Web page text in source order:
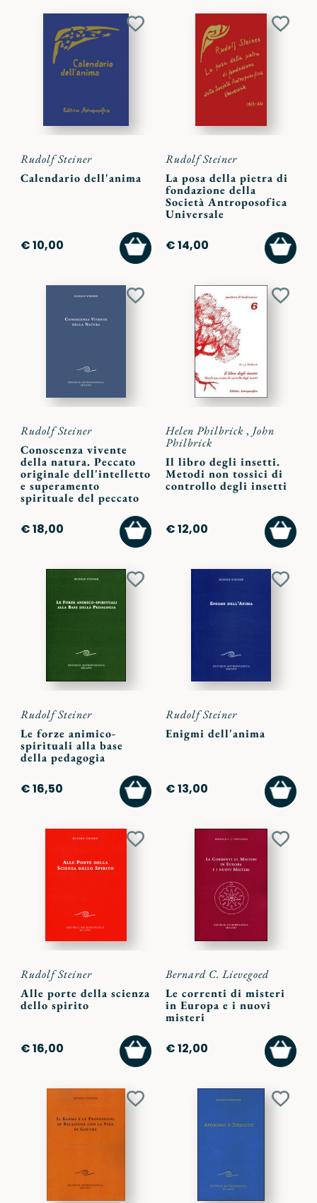
Aggiungi
Rudolf Steiner
Calendario dell'anima
€ 10,00
AGGIUNGI
AL
CARRELLO
Rudolf Steiner
La posa della pietra di
fondazione della
Società Antroposofica
Universale
€ 14,00
AL
Aggiungi
Rudolf Steiner
Conoscenza vivente
della natura. Peccato
originale dell'intelletto
e superamento
spirituale del peccato
€ 18,00
AGGIUNGI
AL
CARRELLO
Helen Philbrick , John
Philbrick
Il libro degli insetti.
Metodi non tossici di
controllo degli insetti
€ 12,00
AL
Aggiungi
Rudolf Steiner
Le forze animico-
spirituali alla base
della pedagogia
€ 16,50
AGGIUNGI
AL
CARRELLO
Rudolf Steiner
Enigmi dell'anima
€ 13,00
AL
Aggiungi
Rudolf Steiner
Alle porte della scienza
dello spirito
€ 16,00
AGGIUNGI
AL
CARRELLO
Bernard C. Lievegoed
Le correnti di misteri
in Europa e i nuovi
misteri
€ 12,00
AL
Aggiungi